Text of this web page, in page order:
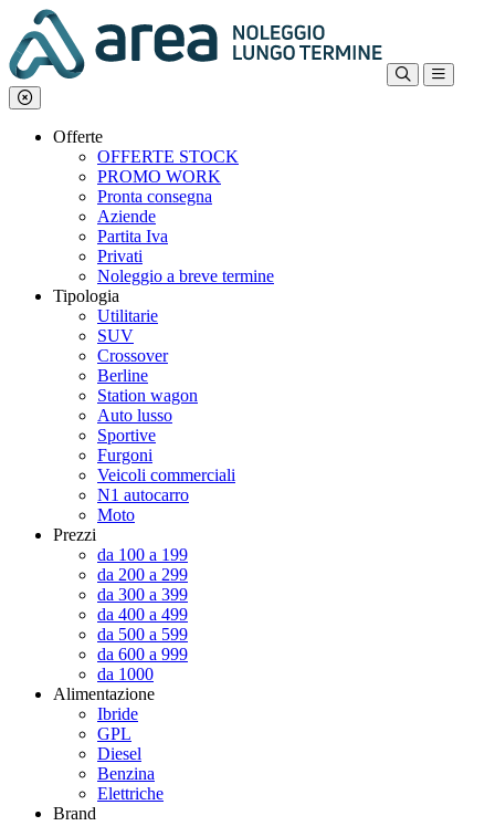
Offerte
OFFERTE STOCK
PROMO WORK
Pronta consegna
Aziende
Partita Iva
Privati
Noleggio a breve termine
Tipologia
Utilitarie
SUV
Crossover
Berline
Station wagon
Auto lusso
Sportive
Furgoni
Veicoli commerciali
N1 autocarro
Moto
Prezzi
da 100 a 199
da 200 a 299
da 300 a 399
da 400 a 499
da 500 a 599
da 600 a 999
da 1000
Alimentazione
Ibride
GPL
Diesel
Benzina
Elettriche
Brand